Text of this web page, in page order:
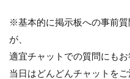
※基本的に掲示板への事前
が、
適宜チャットでの質問にもお
当日はどんどんチャットをご